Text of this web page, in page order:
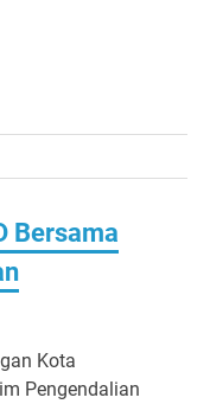
Bersama
Kota
Pengendalian